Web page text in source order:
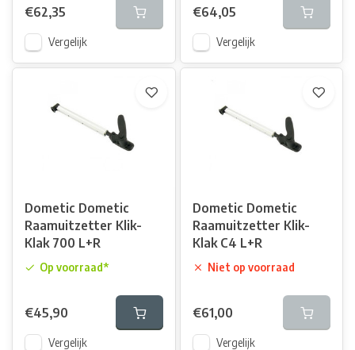
€62,35
Vergelijk
€64,05
Vergelijk
Dometic Dometic
Raamuitzetter Klik-
Klak 700 L+R
Op voorraad*
€45,90
Vergelijk
Dometic Dometic
Raamuitzetter Klik-
Klak C4 L+R
Niet op voorraad
€61,00
Vergelijk